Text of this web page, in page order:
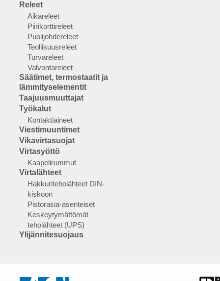
Releet
Aikareleet
Piirikorttireleet
Puolijohdereleet
Teollisuusreleet
Turvareleet
Valvontareleet
Säätimet, termostaatit ja
lämmityselementit
Taajuusmuuttajat
Työkalut
Kontaktiaineet
Viestimuuntimet
Vikavirtasuojat
Virtasyöttö
Kaapelirummut
Virtalähteet
Hakkuriteholähteet DIN-
kiskoon
Pistorasia-asenteiset
Keskeytymättömät
teholähteet (UPS)
Ylijännitesuojaus